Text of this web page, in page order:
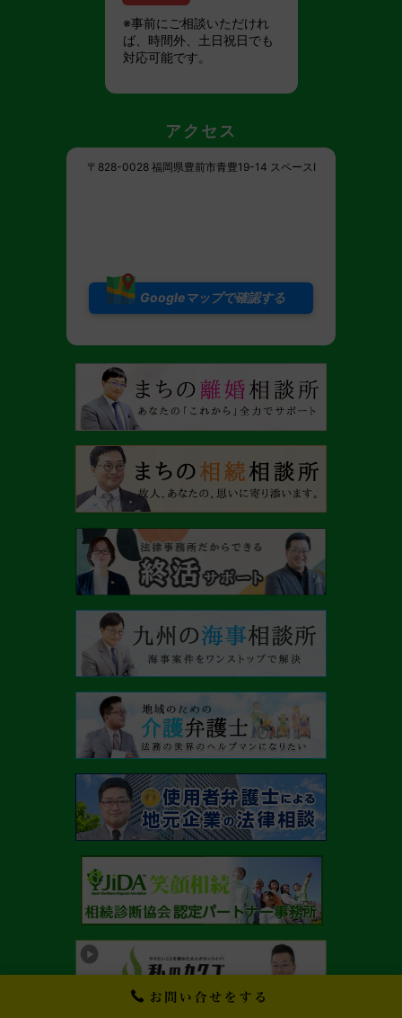
※事前にご相談いただけれ
ば、時間外、土日祝日でも
対応可能です。
アクセス
〒828-0028 福岡県豊前市青豊19-14 スペースI
Googleマップで確認する